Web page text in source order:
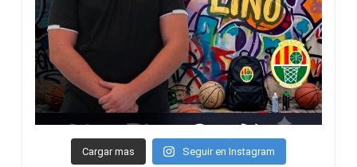
Cargar mas Seguir en Instagram